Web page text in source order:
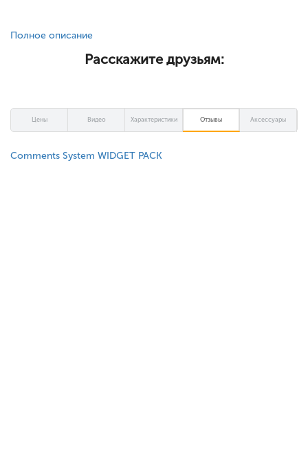
Полное описание
Расскажите друзьям:
Цены Видео Характеристики Отзывы Аксессуары
Comments System WIDGET PACK